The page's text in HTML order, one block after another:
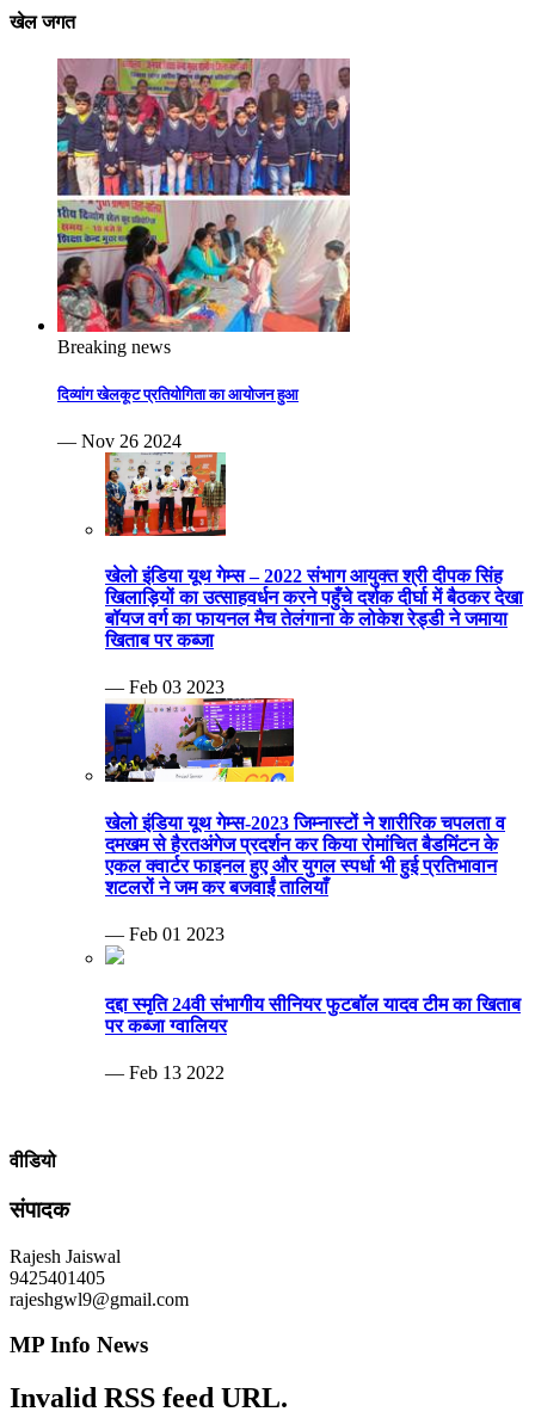
खेल जगत
Breaking news
दिव्यांग खेलकूट प्रतियोगिता का आयोजन हुआ
— Nov 26 2024
खेलो इंडिया यूथ गेम्स – 2022 संभाग आयुक्त श्री दीपक सिंह
खिलाड़ियों का उत्साहवर्धन करने पहुँचे दर्शक दीर्घा में बैठकर देखा
बॉयज वर्ग का फायनल मैच तेलंगाना के लोकेश रेड्डी ने जमाया
खिताब पर कब्जा
— Feb 03 2023
खेलो इंडिया यूथ गेम्स-2023 जिम्नास्टों ने शारीरिक चपलता व
दमखम से हैरतअंगेज प्रदर्शन कर किया रोमांचित बैडमिंटन के
एकल क्वार्टर फाइनल हुए और युगल स्पर्धा भी हुई प्रतिभावान
शटलरों ने जम कर बजवाईं तालियाँ
— Feb 01 2023
दद्दा स्मृति 24वी संभागीय सीनियर फुटबॉल यादव टीम का खिताब
पर कब्जा ग्वालियर
— Feb 13 2022
वीडियो
संपादक
Rajesh Jaiswal
9425401405
rajeshgwl9@gmail.com
MP Info News
Invalid RSS feed URL.